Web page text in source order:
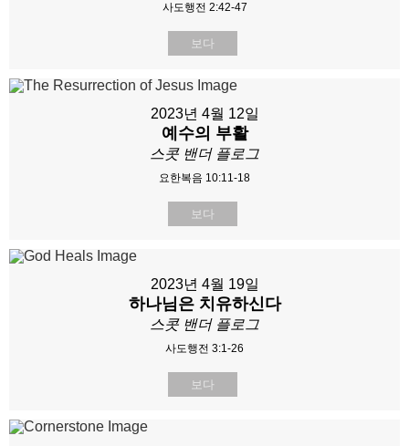
사도행전 2:42-47
보다
2023년 4월 12일
예수의 부활
스콧 밴더 플로그
요한복음 10:11-18
보다
2023년 4월 19일
하나님은 치유하신다
스콧 밴더 플로그
사도행전 3:1-26
보다